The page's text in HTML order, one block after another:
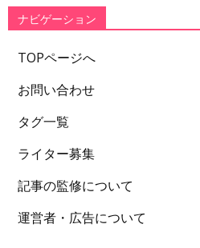
ー
ナビゲーション
TOPページへ
お問い合わせ
タグ一覧
ライター募集
記事の監修について
運営者・広告について